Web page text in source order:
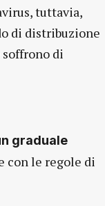
tuttavia,
di distribuzione
di
graduale
con le regole di